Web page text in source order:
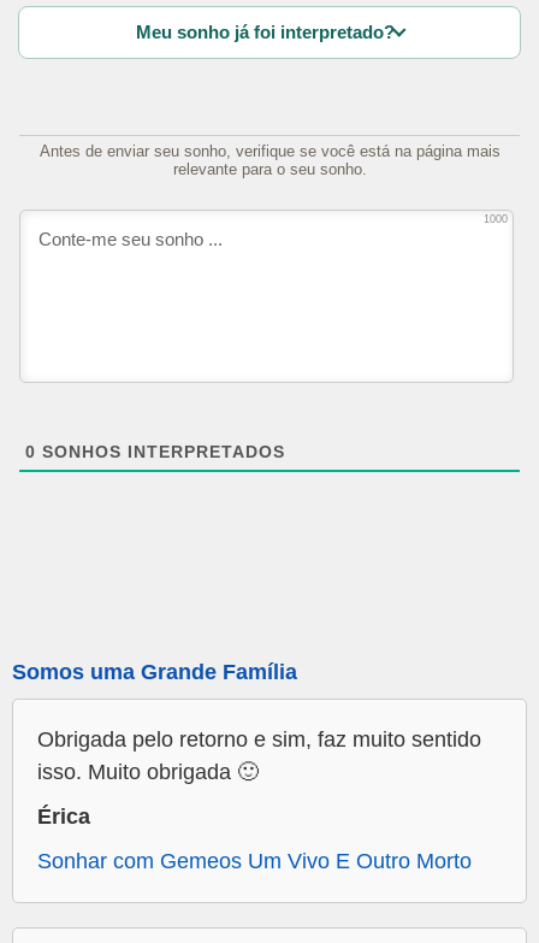
Meu sonho já foi interpretado?
Antes de enviar seu sonho, verifique se você está na página mais
relevante para o seu sonho.
1000
0 SONHOS INTERPRETADOS
Somos uma Grande Família
Obrigada pelo retorno e sim, faz muito sentido
isso. Muito obrigada 🙂
Érica
Sonhar com Gemeos Um Vivo E Outro Morto